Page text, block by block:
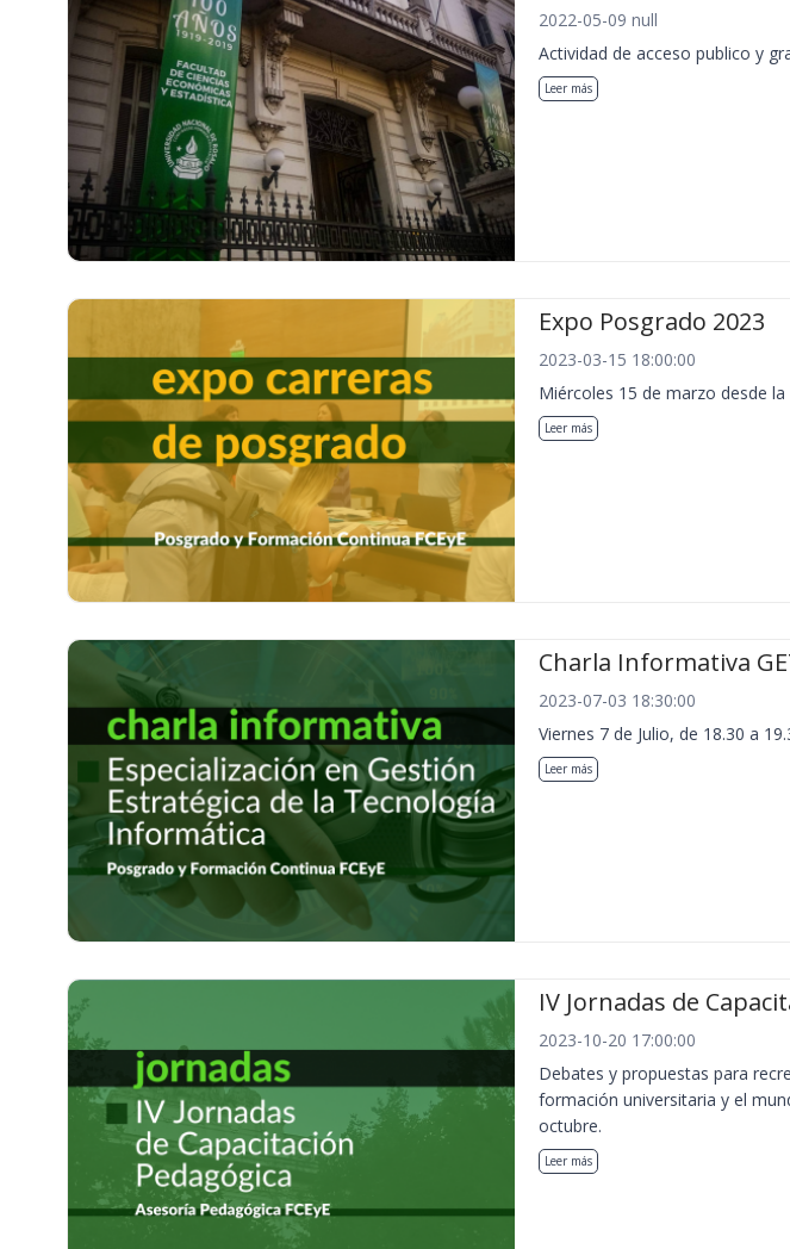
2022-05-09 null
Actividad de acceso publico y
Leer más
Expo Posgrado 2023
2023-03-15 18:00:00
Miércoles 15 de marzo desde
Leer más
Charla Informativa
2023-07-03 18:30:00
Viernes 7 de Julio, de 18.30 a
Leer más
IV Jornadas de
2023-10-20 17:00:00
Debates y propuestas para
formación universitaria y el
octubre.
Leer más